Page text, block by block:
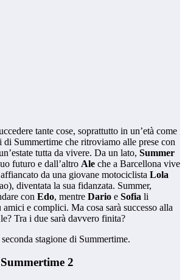
tante cose, soprattutto in un’età come
di Summertime che ritroviamo alle prese con
tutta da vivere. Da un lato, Summer
futuro e dall’altro Ale che a Barcellona vive
da una giovane motociclista Lola
diventata la sua fidanzata. Summer,
con Edo, mentre Dario e Sofia li
e complici. Ma cosa sarà successo alla
Tra i due sarà davvero finita?
stagione di Summertime.
2